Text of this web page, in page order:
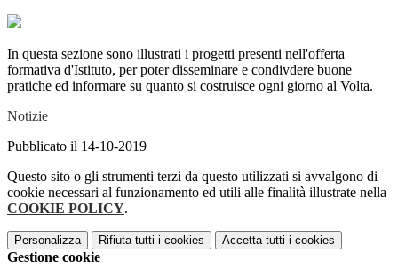
In questa sezione sono illustrati i progetti presenti nell'offerta
formativa d'Istituto, per poter disseminare e condivdere buone
pratiche ed informare su quanto si costruisce ogni giorno al Volta.
Notizie
Pubblicato il 14-10-2019
Questo sito o gli strumenti terzi da questo utilizzati si avvalgono di
cookie necessari al funzionamento ed utili alle finalità illustrate nella
COOKIE POLICY.
Personalizza Rifiuta tutti i cookies Accetta tutti i cookies
Gestione cookie